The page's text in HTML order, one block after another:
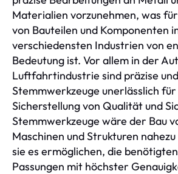
Materialien vorzunehmen, was
von Bauteilen und Komponenten
verschiedensten Industrien von
Bedeutung ist. Vor allem in der
Luftfahrtindustrie sind präzise
Stemmwerkzeuge unerlässlich für
Sicherstellung von Qualität und
Stemmwerkzeuge wäre der Bau
Maschinen und Strukturen
sie es ermöglichen, die
Passungen mit höchster